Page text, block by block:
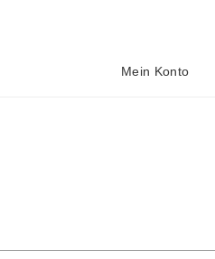
Mein Konto